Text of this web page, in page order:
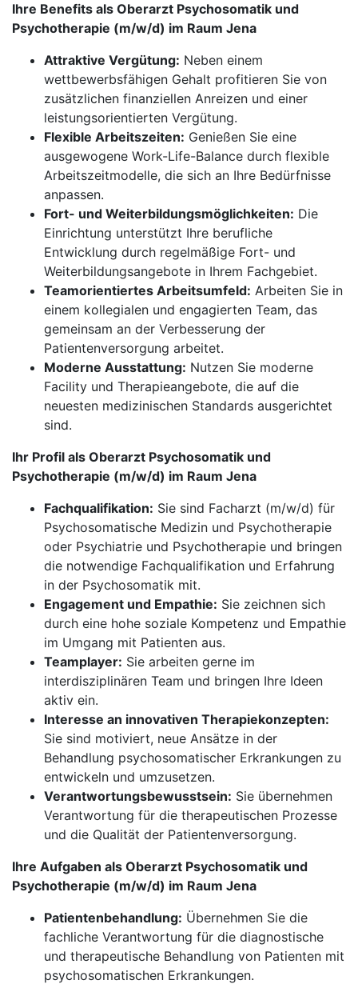
Ihre Benefits als Oberarzt Psychosomatik und
Psychotherapie (m/w/d) im Raum Jena
Attraktive Vergütung: Neben einem
wettbewerbsfähigen Gehalt profitieren Sie von
zusätzlichen finanziellen Anreizen und einer
leistungsorientierten Vergütung.
Flexible Arbeitszeiten: Genießen Sie eine
ausgewogene Work-Life-Balance durch flexible
Arbeitszeitmodelle, die sich an Ihre Bedürfnisse
anpassen.
Fort- und Weiterbildungsmöglichkeiten: Die
Einrichtung unterstützt Ihre berufliche
Entwicklung durch regelmäßige Fort- und
Weiterbildungsangebote in Ihrem Fachgebiet.
Teamorientiertes Arbeitsumfeld: Arbeiten Sie in
einem kollegialen und engagierten Team, das
gemeinsam an der Verbesserung der
Patientenversorgung arbeitet.
Moderne Ausstattung: Nutzen Sie moderne
Facility und Therapieangebote, die auf die
neuesten medizinischen Standards ausgerichtet
sind.
Ihr Profil als Oberarzt Psychosomatik und
Psychotherapie (m/w/d) im Raum Jena
Fachqualifikation: Sie sind Facharzt (m/w/d) für
Psychosomatische Medizin und Psychotherapie
oder Psychiatrie und Psychotherapie und bringen
die notwendige Fachqualifikation und Erfahrung
in der Psychosomatik mit.
Engagement und Empathie: Sie zeichnen sich
durch eine hohe soziale Kompetenz und Empathie
im Umgang mit Patienten aus.
Teamplayer: Sie arbeiten gerne im
interdisziplinären Team und bringen Ihre Ideen
aktiv ein.
Interesse an innovativen Therapiekonzepten:
Sie sind motiviert, neue Ansätze in der
Behandlung psychosomatischer Erkrankungen zu
entwickeln und umzusetzen.
Verantwortungsbewusstsein: Sie übernehmen
Verantwortung für die therapeutischen Prozesse
und die Qualität der Patientenversorgung.
Ihre Aufgaben als Oberarzt Psychosomatik und
Psychotherapie (m/w/d) im Raum Jena
Patientenbehandlung: Übernehmen Sie die
fachliche Verantwortung für die diagnostische
und therapeutische Behandlung von Patienten mit
psychosomatischen Erkrankungen.